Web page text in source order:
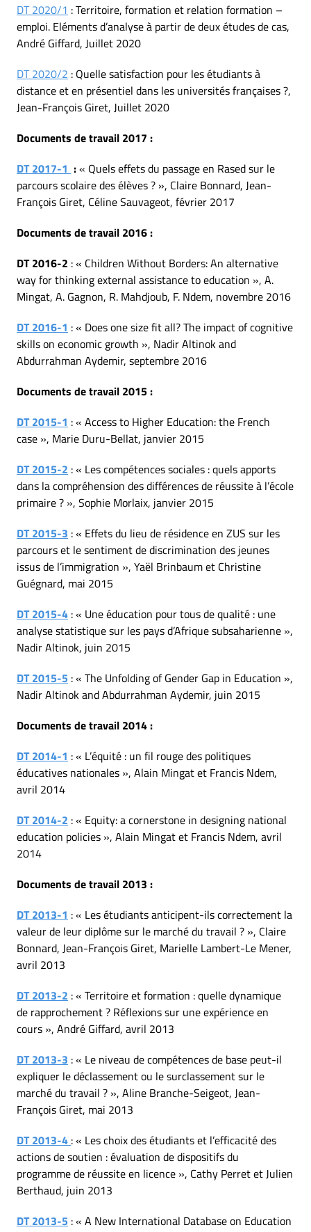
DT 2020/1 : Territoire, formation et relation formation –
emploi. Eléments d’analyse à partir de deux études de cas,
André Giffard, Juillet 2020
DT 2020/2 : Quelle satisfaction pour les étudiants à
distance et en présentiel dans les universités françaises ?,
Jean-François Giret, Juillet 2020
Documents de travail 2017 :
DT 2017-1 :« Quels effets du passage en Rased sur le
parcours scolaire des élèves ? », Claire Bonnard, Jean-
François Giret, Céline Sauvageot, février 2017
Documents de travail 2016 :
DT 2016-2 : « Children Without Borders: An alternative
way for thinking external assistance to education », A.
Mingat, A. Gagnon, R. Mahdjoub, F. Ndem, novembre 2016
DT 2016-1 : « Does one size fit all? The impact of cognitive
skills on economic growth », Nadir Altinok and
Abdurrahman Aydemir, septembre 2016
Documents de travail 2015 :
DT 2015-1 : « Access to Higher Education: the French
case », Marie Duru-Bellat, janvier 2015
DT 2015-2 : « Les compétences sociales : quels apports
dans la compréhension des différences de réussite à l’école
primaire ? », Sophie Morlaix, janvier 2015
DT 2015-3 : « Effets du lieu de résidence en ZUS sur les
parcours et le sentiment de discrimination des jeunes
issus de l’immigration », Yaël Brinbaum et Christine
Guégnard, mai 2015
DT 2015-4 : « Une éducation pour tous de qualité : une
analyse statistique sur les pays d’Afrique subsaharienne »,
Nadir Altinok, juin 2015
DT 2015-5 : « The Unfolding of Gender Gap in Education »,
Nadir Altinok and Abdurrahman Aydemir, juin 2015
Documents de travail 2014 :
DT 2014-1 : « L’équité : un fil rouge des politiques
éducatives nationales », Alain Mingat et Francis Ndem,
avril 2014
DT 2014-2 : « Equity: a cornerstone in designing national
education policies », Alain Mingat et Francis Ndem, avril
2014
Documents de travail 2013 :
DT 2013-1 : « Les étudiants anticipent-ils correctement la
valeur de leur diplôme sur le marché du travail ? », Claire
Bonnard, Jean-François Giret, Marielle Lambert-Le Mener,
avril 2013
DT 2013-2 : « Territoire et formation : quelle dynamique
de rapprochement ? Réflexions sur une expérience en
cours », André Giffard, avril 2013
DT 2013-3 : « Le niveau de compétences de base peut-il
expliquer le déclassement ou le surclassement sur le
marché du travail ? », Aline Branche-Seigeot, Jean-
François Giret, mai 2013
DT 2013-4 : « Les choix des étudiants et l’efficacité des
actions de soutien : évaluation de dispositifs du
programme de réussite en licence », Cathy Perret et Julien
Berthaud, juin 2013
DT 2013-5 : « A New International Database on Education